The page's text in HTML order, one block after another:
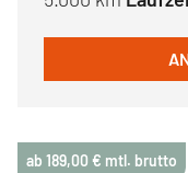
ab 189,00 € mtl. brutto